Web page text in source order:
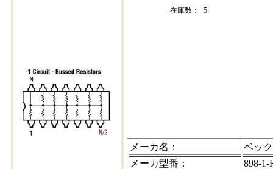
在庫数：
5
メーカ名：
ベッ
メーカ型番：
898-1-